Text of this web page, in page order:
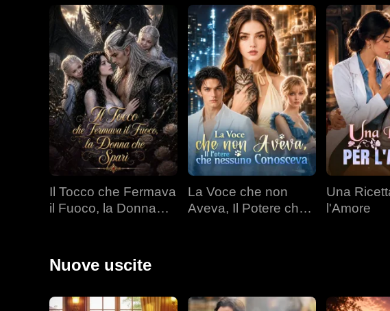
Il Tocco che Fermava
il Fuoco, la Donna
La Voce che non
Aveva, Il Potere che
Una
l'Amore
Nuove uscite